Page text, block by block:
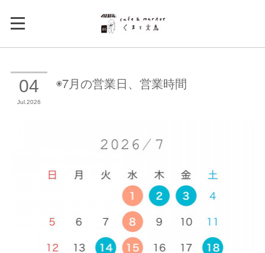
04
Jul 2026
◉7月の営業日、営業時間